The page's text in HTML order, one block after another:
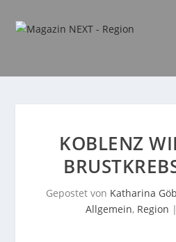
KOBLENZ
Gepostet von Katharina
Allgemein, Region |